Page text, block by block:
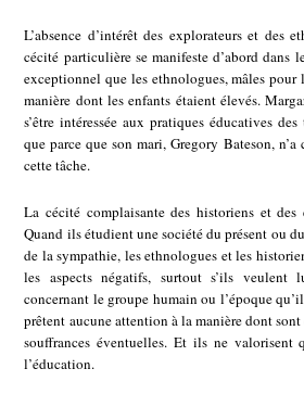
L’absence d’intérêt des explorateurs et des
cécité particulière se manifeste d’abord dans
exceptionnel que les ethnologues, mâles pour
manière dont les enfants étaient élevés.
s’être intéressée aux pratiques éducatives
que parce que son mari, Gregory Bateson,
cette tâche.
La cécité complaisante des historiens et
Quand ils étudient une société du présent ou
de la sympathie, les ethnologues et les
les aspects négatifs, surtout s’ils veulent
concernant le groupe humain ou l’époque
prêtent aucune attention à la manière dont
souffrances éventuelles. Et ils ne valorisent
l’éducation.